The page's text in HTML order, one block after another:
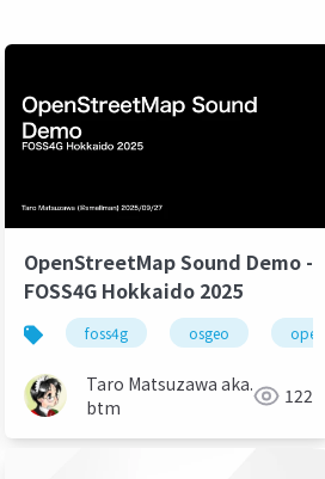
OpenStreetMap Sound Demo -
FOSS4G Hokkaido 2025
foss4g osgeo
Taro Matsuzawa aka.
btm
122